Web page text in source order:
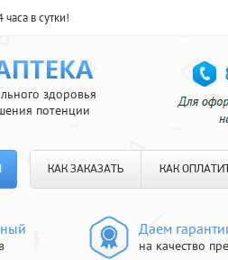
в сутки!
здоровья
потенции
КАК ЗАКАЗАТЬ КАК
Даем
на качество